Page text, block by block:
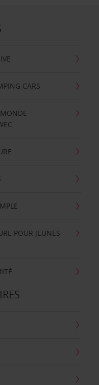
CARS
POUR JEUNES